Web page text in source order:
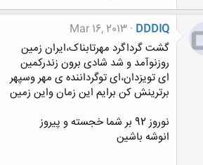
DDDIQ
Mar 16, 2013
گشت گرداگرد مهرتابناک،ایران زمین
روزنوآمد و شد شادی برون زندرکمین
ای تویزدان،ای توگرداننده ی مهر وسپهر
برترینش کن برایم این زمان واین زمین
نوروز 92 بر شما خجسته و پیروز
انوشه باشین